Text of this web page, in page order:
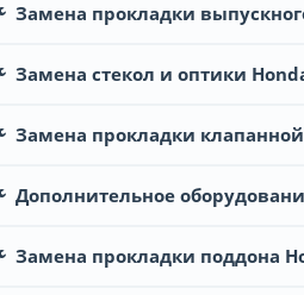
Замена прокладки
Замена стекол и оптики
Замена прокладки
Дополнительное
Замена прокладки поддона